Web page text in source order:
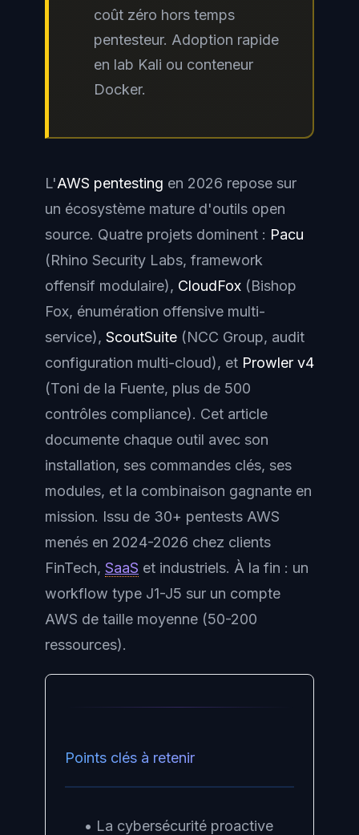
coût zéro hors temps
pentesteur. Adoption rapide
en lab Kali ou conteneur
Docker.
L'AWS pentesting en 2026 repose sur
un écosystème mature d'outils open
source. Quatre projets dominent : Pacu
(Rhino Security Labs, framework
offensif modulaire), CloudFox (Bishop
Fox, énumération offensive multi-
service), ScoutSuite (NCC Group, audit
configuration multi-cloud), et Prowler v4
(Toni de la Fuente, plus de 500
contrôles compliance). Cet article
documente chaque outil avec son
installation, ses commandes clés, ses
modules, et la combinaison gagnante en
mission. Issu de 30+ pentests AWS
menés en 2024-2026 chez clients
FinTech, SaaS et industriels. À la fin : un
workflow type J1-J5 sur un compte
AWS de taille moyenne (50-200
ressources).
Points clés à retenir
• La cybersécurité proactive